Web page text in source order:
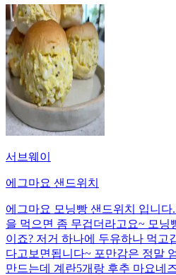
서브웨이
에그마요 샌드위치
에그마요 모닝빵 샌드위치 입니
을 먹으면 좀 무겁더라고요~ 모닝
이죠? 저거 하나에 두유하나 먹고
다고보면됩니다~ 포만감은 정말
만드는데 계란5개랑 후추 마요네